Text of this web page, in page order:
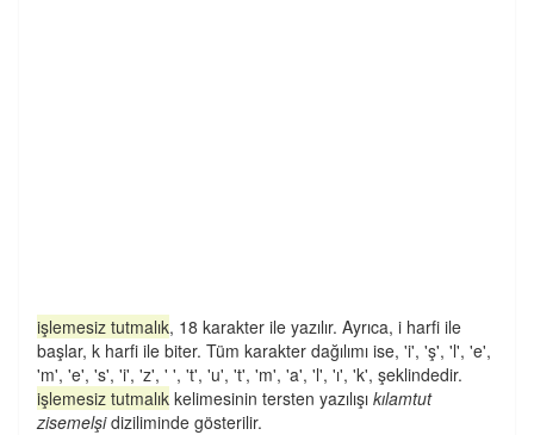
işlemesiz tutmalık, 18 karakter ile yazılır. Ayrıca, i harfi ile
başlar, k harfi ile biter. Tüm karakter dağılımı ise, 'i', 'ş', 'l', 'e',
'm', 'e', 's', 'i', 'z', ' ', 't', 'u', 't', 'm', 'a', 'l', 'ı', 'k', şeklindedir.
işlemesiz tutmalık kelimesinin tersten yazılışı kılamtut
zisemelşidiziliminde gösterilir.